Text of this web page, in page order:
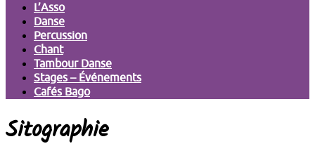
L’Asso
Danse
Percussion
Chant
Tambour Danse
Stages – Événements
Cafés Bago
Sitographie